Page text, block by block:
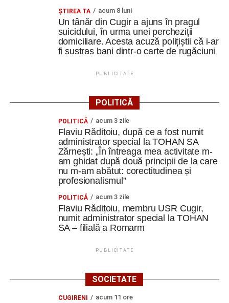
ȘTIREA TA acum 8 luni
Un tânăr din Cugir a ajuns în pragul
suicidului, în urma unei percheziții
domiciliare. Acesta acuză polițiștii că i-ar
fi sustras bani dintr-o carte de rugăciuni
PUBLICITATE
POLITICĂ
POLITICĂ acum 3 zile
Flaviu Rădițoiu, după ce a fost numit
administrator special la TOHAN SA
Zărnești: „În întreaga mea activitate m-
am ghidat după două principii de la care
nu m-am abătut: corectitudinea și
profesionalismul”
POLITICĂ acum 3 zile
Flaviu Rădițoiu, membru USR Cugir,
numit administrator special la TOHAN
SA – filială a Romarm
PUBLICITATE
SOCIETATE
CUGIRENI acum 11 ore